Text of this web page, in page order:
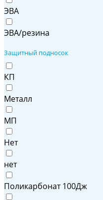
ЭВА
ЭВА/резина
Защитный подносок
КП
Металл
МП
Нет
нет
Поликарбонат 100Дж